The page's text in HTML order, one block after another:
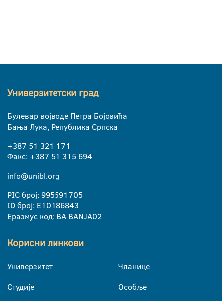
Универзитетски град
Булевар војводе Петра Бојовића
Бања Лука, Република Српска
+387 51 321 171
Факс: +387 51 315 694
info@unibl.org
PIC број: 995591705
ID број: E10186843
Еразмус код: BA BANJA02
Корисни линкови
Универзитет
Студије
Чланице
Особље